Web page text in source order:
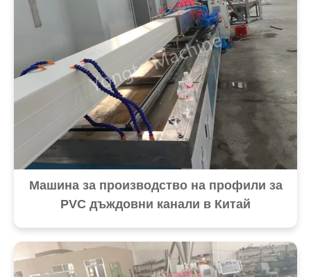
Машина за производство на профили за
PVC дъждовни канали в Китай